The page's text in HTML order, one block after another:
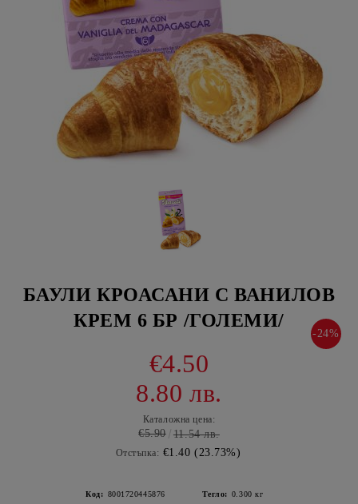
БАУЛИ КРОАСАНИ С ВАНИЛОВ
КРЕМ 6 БР /ГОЛЕМИ/
-24%
€4.50
8.80 лв.
Каталожна цена:
€5.90 11.54 лв.
Отстъпка: €1.40 (23.73%)
Код: 8001720445876 Тегло: 0.300 кг